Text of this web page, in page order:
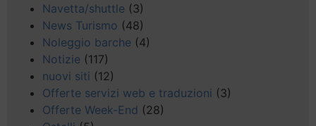
Navetta/shuttle (3)
News Turismo (48)
Noleggio barche (4)
Notizie (117)
nuovi siti (12)
Offerte servizi web e traduzioni (3)
Offerte Week-End (28)